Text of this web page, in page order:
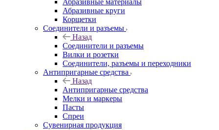
Абразивные материалы
Абразивные круги
Корщетки
Соединители и разъемы
Назад
Соединители и разъемы
Вилки и розетки
Соединители, разъемы и переходники
Антипригарные средства
Назад
Антипригарные средства
Мелки и маркеры
Пасты
Спреи
Сувенирная продукция